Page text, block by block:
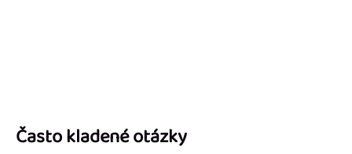
Často kladené otázky